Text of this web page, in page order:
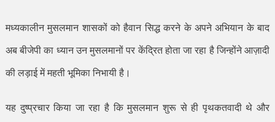
मध्यकालीन मुसलमान शासकों को हैवान सिद्ध करने के अपने अभियान के बाद
अब बीजेपी का ध्यान उन मुसलमानों पर केंद्रित होता जा रहा है जिन्होंने आज़ादी
की लड़ाई में महती भूमिका निभायी है।
यह दुष्प्रचार किया जा रहा है कि मुसलमान शुरू से ही पृथकतवादी थे और